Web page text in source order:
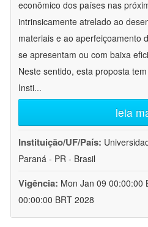
econômico dos países nas
intrinsicamente atrelado ao
materiais e ao aperfeiçoamento
se apresentam ou com baixa
Neste sentido, esta proposta
Insti...
leia
Instituição/UF/País:
Paraná - PR - Brasil
Vigência: Mon Jan 09 00:00:00
00:00:00 BRT 2028